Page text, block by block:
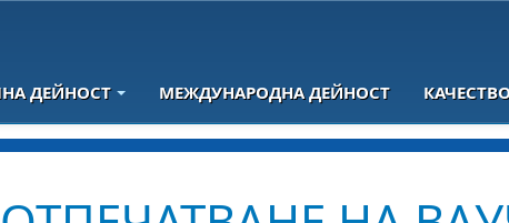
ДЕЙНОСТ МЕЖДУНАРОДНА ДЕЙНОСТ